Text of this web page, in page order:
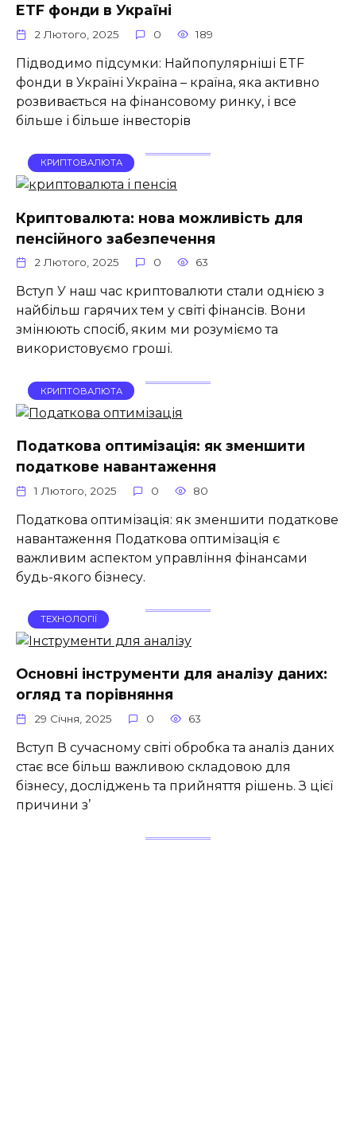
ETF фонди в Україні
2 Лютого, 2025 0 189
Підводимо підсумки: Найпопулярніші ETF
фонди в Україні Україна – країна, яка активно
розвивається на фінансовому ринку, і все
більше і більше інвесторів
КРИПТОВАЛЮТА
Криптовалюта: нова можливість для
пенсійного забезпечення
2 Лютого, 2025 0 63
Вступ У наш час криптовалюти стали однією з
найбільш гарячих тем у світі фінансів. Вони
змінюють спосіб, яким ми розуміємо та
використовуємо гроші.
КРИПТОВАЛЮТА
Податкова оптимізація: як зменшити
податкове навантаження
1 Лютого, 2025 0 80
Податкова оптимізація: як зменшити податкове
навантаження Податкова оптимізація є
важливим аспектом управління фінансами
будь-якого бізнесу.
ТЕХНОЛОГІЇ
Основні інструменти для аналізу даних:
огляд та порівняння
29 Січня, 2025 0 63
Вступ В сучасному світі обробка та аналіз даних
стає все більш важливою складовою для
бізнесу, досліджень та прийняття рішень. З цієї
причини з’